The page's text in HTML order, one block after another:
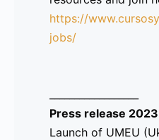
https://
jobs/
Press release
Launch of UMEU
Lee la Nota de